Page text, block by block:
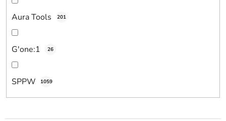
Aura Tools 201
G'one:1 26
SPPW 1059